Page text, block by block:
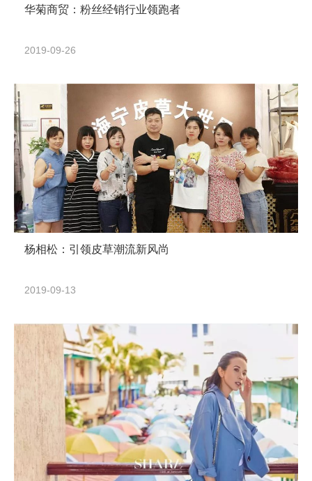
华菊商贸：粉丝经销行业领跑者
2019-09-26
杨相松：引领皮草潮流新风尚
2019-09-13